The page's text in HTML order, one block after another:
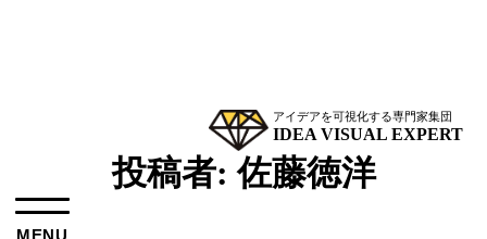
アイデアを可視化する専門家集団
IDEA VISUAL EXPERT
投稿者:佐藤徳洋